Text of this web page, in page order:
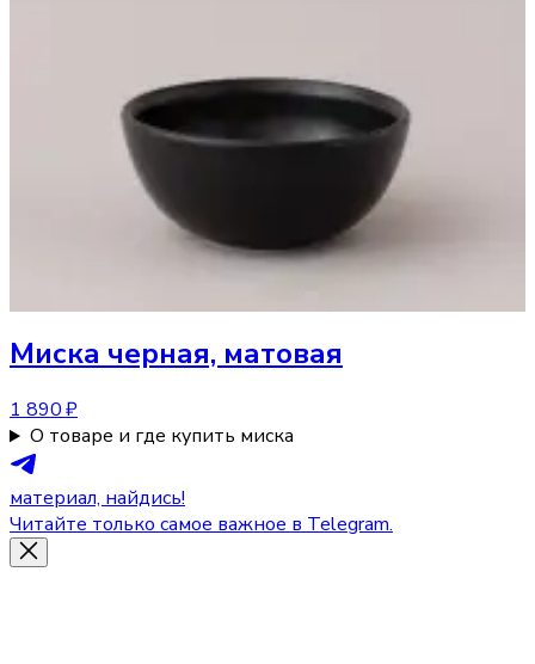
Миска черная, матовая
1 890 ₽
О товаре и где купить миска
материал, найдись!
Читайте только самое важное в Telegram.